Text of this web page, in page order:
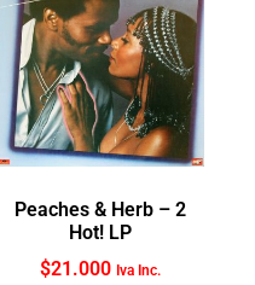
Peaches & Herb ‎– 2
Hot! LP
$21.000 Iva Inc.